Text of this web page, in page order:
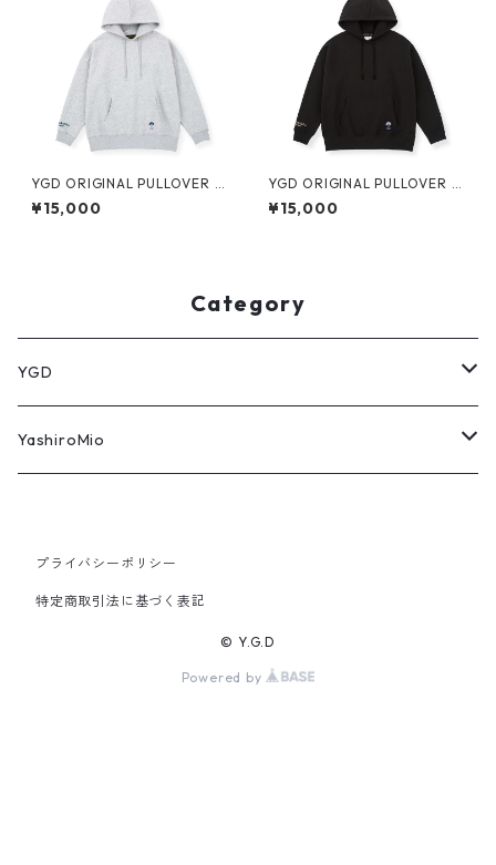
YGD ORIGINAL PULLOVER H
OODIE【GREY】
¥15,000
YGD ORIGINAL PULLOVER H
OODIE【BLACK】
¥15,000
Category
YGD
パーカー
Tシャツ
YashiroMio
モバイルバッテリー
プライバシーポリシー
特定商取引法に基づく表記
© Y.G.D
Powered by